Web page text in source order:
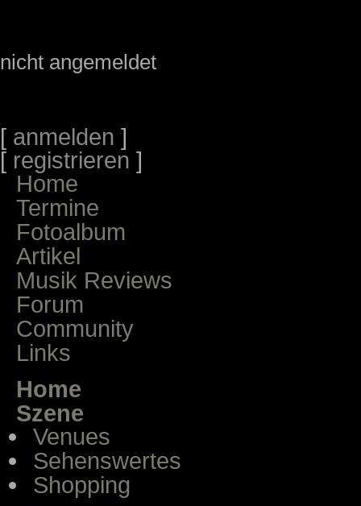
nicht angemeldet
[ anmelden ]
[ registrieren ]
Home
Termine
Fotoalbum
Artikel
Musik Reviews
Forum
Community
Links
Home
Szene
Venues
Sehenswertes
Shopping